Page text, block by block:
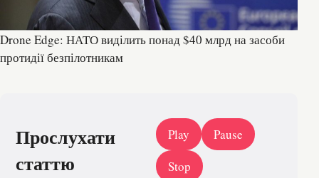
Drone Edge: НАТО виділить понад $40 млрд на засоби
протидії безпілотникам
Прослухати
статтю
Play
Pause
Stop